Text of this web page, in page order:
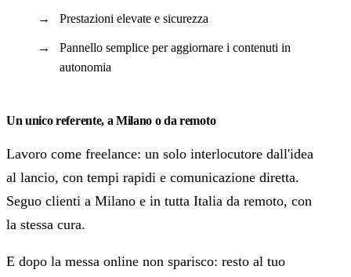
Prestazioni elevate e sicurezza
Pannello semplice per aggiornare i contenuti in
autonomia
Un unico referente, a Milano o da remoto
Lavoro come freelance: un solo interlocutore dall'idea
al lancio, con tempi rapidi e comunicazione diretta.
Seguo clienti a Milano e in tutta Italia da remoto, con
la stessa cura.
E dopo la messa online non sparisco: resto al tuo